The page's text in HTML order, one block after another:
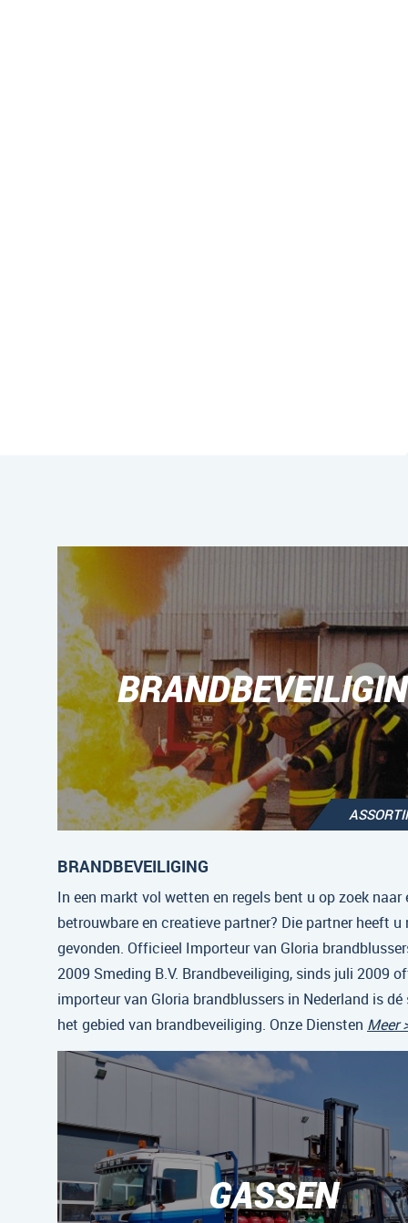
BRANDBEVEILIGING
In een markt vol wetten en regels bent u op zoek naar
betrouwbare en creatieve partner? Die partner heeft u
gevonden. Officieel Importeur van Gloria
2009 Smeding B.V. Brandbeveiliging, sinds juli 2009
importeur van Gloria brandblussers in Nederland is
het gebied van brandbeveiliging. Onze Diensten Meer
GASSEN